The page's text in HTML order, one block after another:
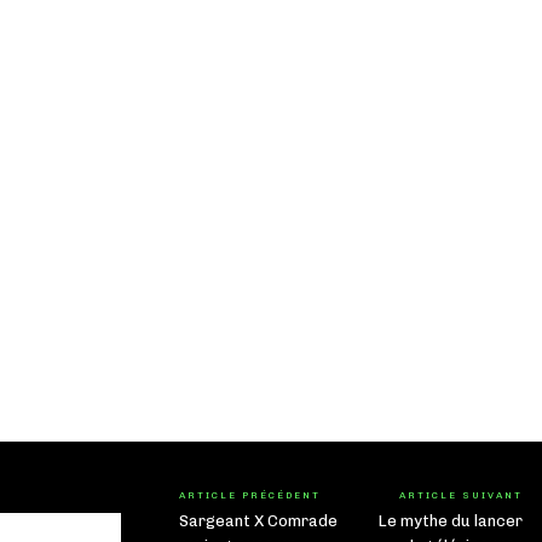
ARTICLE PRÉCÉDENT
Sargeant X Comrade
ARTICLE SUIVANT
Le mythe du lancer